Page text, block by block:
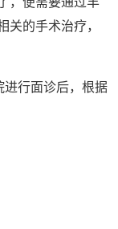
关的手术治疗，
进行面诊后，根据